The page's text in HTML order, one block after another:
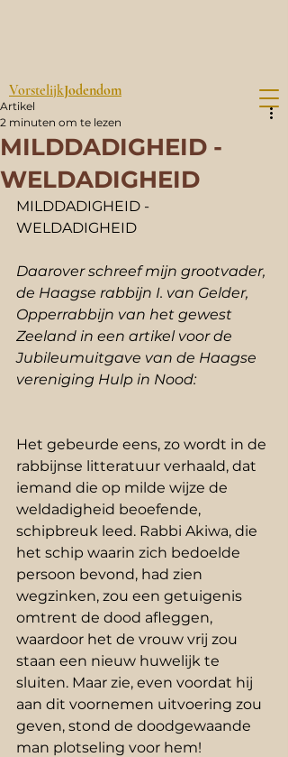
VorstelijkJodendom
MILDDADIGHEID -
WELDADIGHEID
Artikel
2 minuten om te lezen
MILDDADIGHEID -
WELDADIGHEID
Daarover schreef mijn grootvader,
de Haagse rabbijn I. van Gelder,
Opperrabbijn van het gewest
Zeeland in een artikel voor de
Jubileumuitgave van de Haagse
vereniging Hulp in Nood:
Het gebeurde eens, zo wordt in de
rabbijnse litteratuur verhaald, dat
iemand die op milde wijze de
weldadigheid beoefende,
schipbreuk leed. Rabbi Akiwa, die
het schip waarin zich bedoelde
persoon bevond, had zien
wegzinken, zou een getuigenis
omtrent de dood afleggen,
waardoor het de vrouw vrij zou
staan een nieuw huwelijk te
sluiten. Maar zie, even voordat hij
aan dit voornemen uitvoering zou
geven, stond de doodgewaande
man plotseling voor hem!